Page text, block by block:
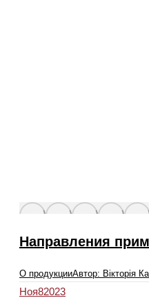
Направления
О продукцииАвтор: Вікторія
Ноя82023